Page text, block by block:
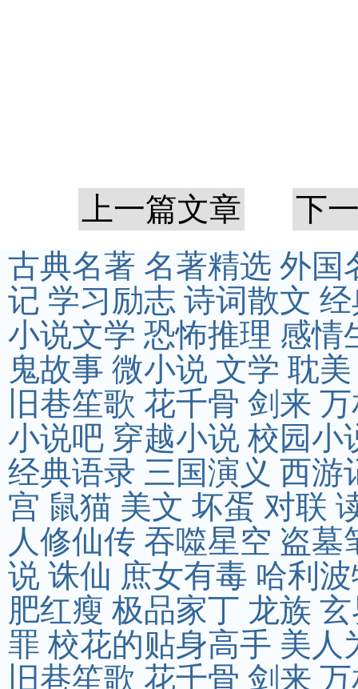
上一篇文章
下
古典名著 名著精选 外国
记 学习励志 诗词散文
小说文学 恐怖推理 感情
鬼故事 微小说 文学 耽美
旧巷笙歌 花千骨 剑来
小说吧 穿越小说 校园小
经典语录 三国演义 西游
宫 鼠猫 美文 坏蛋 对联
人修仙传 吞噬星空 盗墓
说 诛仙 庶女有毒 哈利
肥红瘦 极品家丁 龙族
罪 校花的贴身高手 美人
旧巷笙歌 花千骨 剑来